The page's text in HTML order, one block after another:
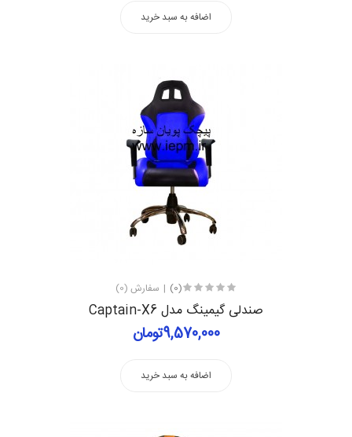
اضافه به سبد خرید
(0) سفارش (0)
صندلی گیمینگ مدل Captain-X6
9,570,000تومان
اضافه به سبد خرید